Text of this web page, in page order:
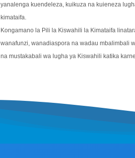
yanalenga kuendeleza, kuikuza na kuieneza
kimataifa.
Kongamano la Pili la Kiswahili la Kimataifa
wanafunzi, wanadiaspora na wadau mbalimbali
na mustakabali wa lugha ya Kiswahili katika karne